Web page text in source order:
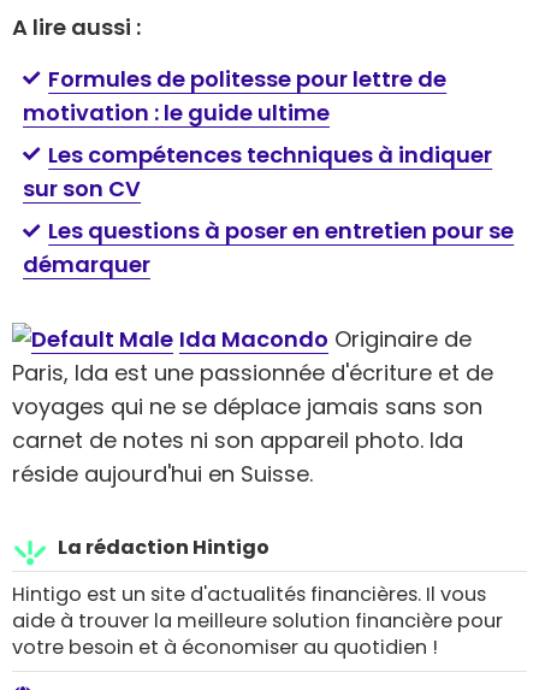
A lire aussi :
Formules de politesse pour lettre de
motivation : le guide ultime
Les compétences techniques à indiquer
sur son CV
Les questions à poser en entretien pour se
démarquer
Ida Macondo Originaire de
Paris, Ida est une passionnée d'écriture et de
voyages qui ne se déplace jamais sans son
carnet de notes ni son appareil photo. Ida
réside aujourd'hui en Suisse.
La rédaction Hintigo
Hintigo est un site d'actualités financières. Il vous
aide à trouver la meilleure solution financière pour
votre besoin et à économiser au quotidien !